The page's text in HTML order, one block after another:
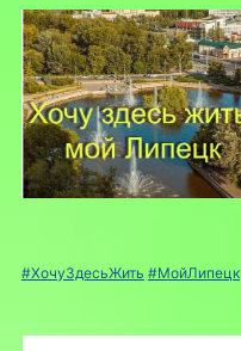
#ХочуЗдесьЖить #МойЛипецк